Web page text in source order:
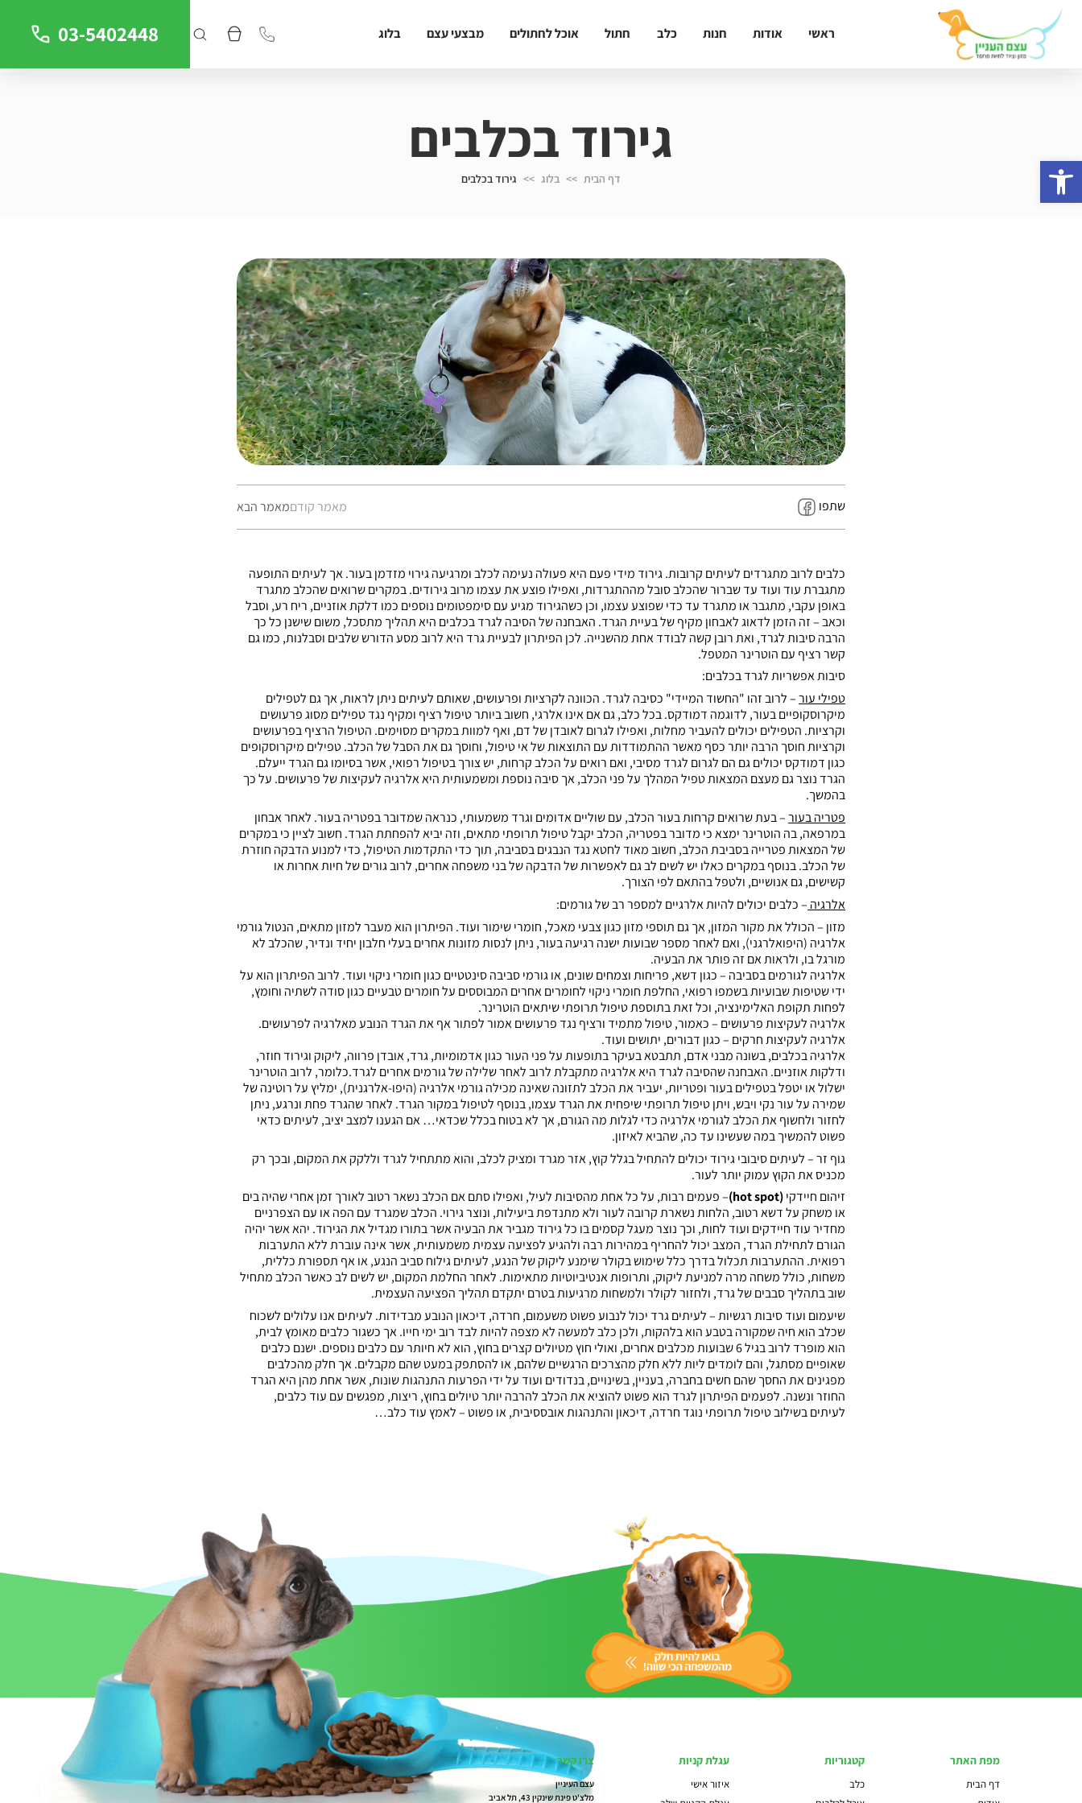
ראשי אודות חנות כלב חתול אוכל לחתולים מבצעי עצם בלוג 03-5402448
גירוד בכלבים
דף הבית >> בלוג >> גירוד בכלבים
שתפו ניווט
מאמר קודםמאמר הבא
כלבים לרוב מתגרדים לעיתים קרובות. גירוד מידי פעם היא פעולה נעימה לכלב ומרגיעה גירוי מזדמן בעור. אך לעיתים התופעה
מתגברת עוד ועוד עד שברור שהכלב סובל מההתגרדות, ואפילו פוצע את עצמו מרוב גירודים. במקרים שרואים שהכלב מתגרד
באופן עקבי, מתגבר או מתגרד עד כדי שפוצע עצמו, וכן כשהגירוד מגיע עם סימפטומים נוספים כמו דלקת אוזניים, ריח רע, וסבל
וכאב – זה הזמן לדאוג לאבחון מקיף של בעיית הגרד. האבחנה של הסיבה לגרד בכלבים היא תהליך מתסכל, משום שישנן כל כך
הרבה סיבות לגרד, ואת רובן קשה לבודד אחת מהשנייה. לכן הפיתרון לבעיית גרד היא לרוב מסע הדורש שלבים וסבלנות, כמו גם
קשר רציף עם הוטרינר המטפל.
סיבות אפשריות לגרד בכלבים:
טפילי עור– לרוב זהו "החשוד המיידי" כסיבה לגרד. הכוונה לקרציות ופרעושים, שאותם לעיתים ניתן לראות, אך גם לטפילים
מיקרוסקופיים בעור, לדוגמה דמודקס. בכל כלב, גם אם אינו אלרגי, חשוב ביותר טיפול רציף ומקיף נגד טפילים מסוג פרעושים
וקרציות. הטפילים יכולים להעביר מחלות, ואפילו לגרום לאובדן של דם, ואף למוות במקרים מסוימים. הטיפול הרציף בפרעושים
וקרציות חוסך הרבה יותר כסף מאשר ההתמודדות עם התוצאות של אי טיפול, וחוסך גם את הסבל של הכלב. טפילים מיקרוסקופים
כגון דמודקס יכולים גם הם לגרום לגרד מסיבי, ואם רואים על הכלב קרחות, יש צורך בטיפול רפואי, אשר בסיומו גם הגרד ייעלם.
הגרד נוצר גם מעצם המצאות טפיל המהלך על פני הכלב, אך סיבה נוספת ומשמעותית היא אלרגיה לעקיצות של פרעושים. על כך
בהמשך.
פטריה בעור– בעת שרואים קרחות בעור הכלב, עם שוליים אדומים וגרד משמעותי, כנראה שמדובר בפטריה בעור. לאחר אבחון
במרפאה, בה הוטרינר ימצא כי מדובר בפטריה, הכלב יקבל טיפול תרופתי מתאים, וזה יביא להפחתת הגרד. חשוב לציין כי במקרים
של המצאות פטרייה בסביבת הכלב, חשוב מאוד לחטא נגד הנבגים בסביבה, תוך כדי התקדמות הטיפול, כדי למנוע הדבקה חוזרת
של הכלב. בנוסף במקרים כאלו יש לשים לב גם לאפשרות של הדבקה של בני משפחה אחרים, לרוב גורים של חיות אחרות או
קשישים, גם אנושיים, ולטפל בהתאם לפי הצורך.
אלרגיה – כלבים יכולים להיות אלרגיים למספר רב של גורמים:
מזון – הכולל את מקור המזון, אך גם תוספי מזון כגון צבעי מאכל, חומרי שימור ועוד. הפיתרון הוא מעבר למזון מתאים, הנטול גורמי
אלרגיה (היפואלרגני), ואם לאחר מספר שבועות ישנה רגיעה בעור, ניתן לנסות מזונות אחרים בעלי חלבון יחיד ונדיר, שהכלב לא
מורגל בו, ולראות אם זה פותר את הבעיה.
אלרגיה לגורמים בסביבה – כגון דשא, פריחות וצמחים שונים, או גורמי סביבה סינטטיים כגון חומרי ניקוי ועוד. לרוב הפיתרון הוא על
ידי שטיפות שבועיות בשמפו רפואי, החלפת חומרי ניקוי לחומרים אחרים המבוססים על חומרים טבעיים כגון סודה לשתיה וחומץ,
לפחות תקופת האלימינציה, וכל זאת בתוספת טיפול תרופתי שיתאים הוטרינר.
אלרגיה לעקיצות פרעושים – כאמור, טיפול מתמיד ורציף נגד פרעושים אמור לפתור אף את הגרד הנובע מאלרגיה לפרעושים.
אלרגיה לעקיצות חרקים – כגון דבורים, יתושים ועוד.
אלרגיה בכלבים, בשונה מבני אדם, תתבטא בעיקר בתופעות על פני העור כגון אדמומיות, גרד, אובדן פרווה, ליקוק וגירוד חוזר,
ודלקות אוזניים. האבחנה שהסיבה לגרד היא אלרגיה מתקבלת לרוב לאחר שלילה של גורמים אחרים לגרד.כלומר, לרוב הוטרינר
ישלול או יטפל בטפילים בעור ופטריות, יעביר את הכלב לתזונה שאינה מכילה גורמי אלרגיה (היפו-אלרגנית), ימליץ על רוטינה של
שמירה על עור נקי ויבש, ויתן טיפול תרופתי שיפחית את הגרד עצמו, בנוסף לטיפול במקור הגרד. לאחר שהגרד פחת ונרגע, ניתן
לחזור ולחשוף את הכלב לגורמי אלרגיה כדי לגלות מה הגורם, אך לא בטוח בכלל שכדאי… אם הגענו למצב יציב, לעיתים כדאי
פשוט להמשיך במה שעשינו עד כה, שהביא לאיזון.
גוף זר – לעיתים סיבובי גירוד יכולים להתחיל בגלל קוץ, אזר מגרד ומציק לכלב, והוא מתתחיל לגרד וללקק את המקום, ובכך רק
מכניס את הקוץ עמוק יותר לעור.
זיהום חיידקי(hot spot)
– פעמים רבות, על כל אחת מהסיבות לעיל, ואפילו סתם אם הכלב נשאר רטוב לאורך זמן אחרי שהיה בים
או משחק על דשא רטוב, הלחות נשארת קרובה לעור ולא מתנדפת ביעילות, ונוצר גירוי. הכלב שמגרד עם הפה או עם הצפרניים
מחדיר עוד חיידקים ועוד לחות, וכך נוצר מעגל קסמים בו כל גירוד מגביר את הבעיה אשר בתורו מגדיל את הגירוד. יהא אשר יהיה
הגורם לתחילת הגרד, המצב יכול להחריף במהירות רבה ולהגיע לפציעה עצמית משמעותית, אשר אינה עוברת ללא התערבות
רפואית. ההתערבות תכלול בדרך כלל שימוש בקולר שימנע ליקוק של הנגע, לעיתים גילוח סביב הנגע, או אף תספורת כללית,
משחות, כולל משחה מרה למניעת ליקוק, ותרופות אנטיביוטיות מתאימות. לאחר החלמת המקום, יש לשים לב כאשר הכלב מתחיל
שוב בתהליך סבבים של גרד, ולחזור לקולר ולמשחות מרגיעות בטרם יתקדם תהליך הפציעה העצמית.
שיעמום ועוד סיבות רגשיות – לעיתים גרד יכול לנבוע פשוט משעמום, חרדה, דיכאון הנובע מבדידות. לעיתים אנו עלולים לשכוח
שכלב הוא חיה שמקורה בטבע הוא בלהקות, ולכן כלב למעשה לא מצפה להיות לבד רוב ימי חייו. אך כשגור כלבים מאומץ לבית,
הוא מופרד לרוב בגיל 6 שבועות מכלבים אחרים, ואולי חוץ מטיולים קצרים בחוץ, הוא לא חיותר עם כלבים נוספים. ישנם כלבים
שאופיים מסתגל, והם לומדים ליות ללא חלק מהצרכים הרגשיים שלהם, או להסתפק במעט שהם מקבלים. אך חלק מהכלבים
מפגינים את החסך שהם חשים בחברה, בעניין, בשינויים, בנדודים ועוד על ידי הפרעות התנהגות שונות, אשר אחת מהן היא הגרד
החוזר ונשנה. לפעמים הפיתרון לגרד הוא פשוט להוציא את הכלב להרבה יותר טיולים בחוץ, ריצות, מפגשים עם עוד כלבים,
לעיתים בשילוב טיפול תרופתי נוגד חרדה, דיכאון והתנהגות אובססיבית, או פשוט – לאמץ עוד כלב…
מפת האתר
דף הבית
קטגוריות
כלב
עגלת קניות
איזור אישי
צרו קשר
עצם העיניין
מלצ'ט פינת שינקין 43, תל אביב
פתח סרגל נגישות